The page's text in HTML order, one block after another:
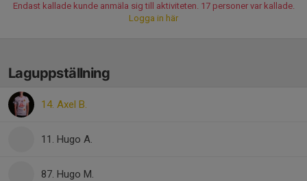
Endast kallade kunde anmäla sig till aktiviteten. 17 personer var kallade.
Logga in här
Laguppställning
14. Axel B.
11. Hugo A.
87. Hugo M.